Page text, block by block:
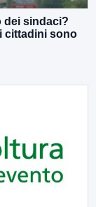
dei sindaci?
cittadini sono